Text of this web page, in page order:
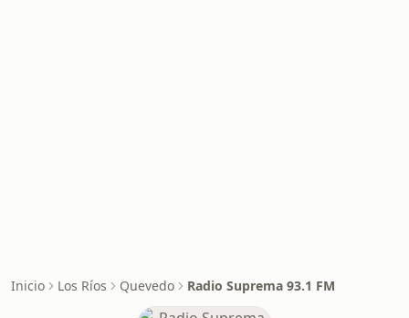
Inicio Los Ríos Quevedo Radio Suprema 93.1 FM